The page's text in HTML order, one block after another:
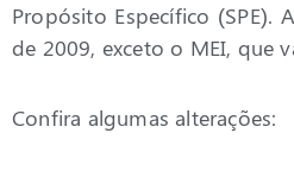
Propósito Específico
de 2009, exceto o MEI, que
Confira algumas alterações: